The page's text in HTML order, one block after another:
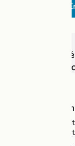
Choisissez,
vélo avec
Qui sommes-
L'association
guide officiel